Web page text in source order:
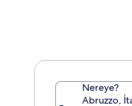
Nereye?
Abruzzo,